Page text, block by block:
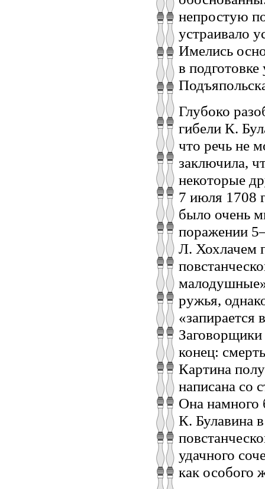
непростую
устраивало
Имелись
в
Глубоко
гибели К.
что речь не
заключила,
некоторые
7 июля 1708
было очень
поражении
Л. Хохлачем
ружья,
«запирается
конец:
Картина
написана со
Она намного
К. Булавина
удачного
как особого